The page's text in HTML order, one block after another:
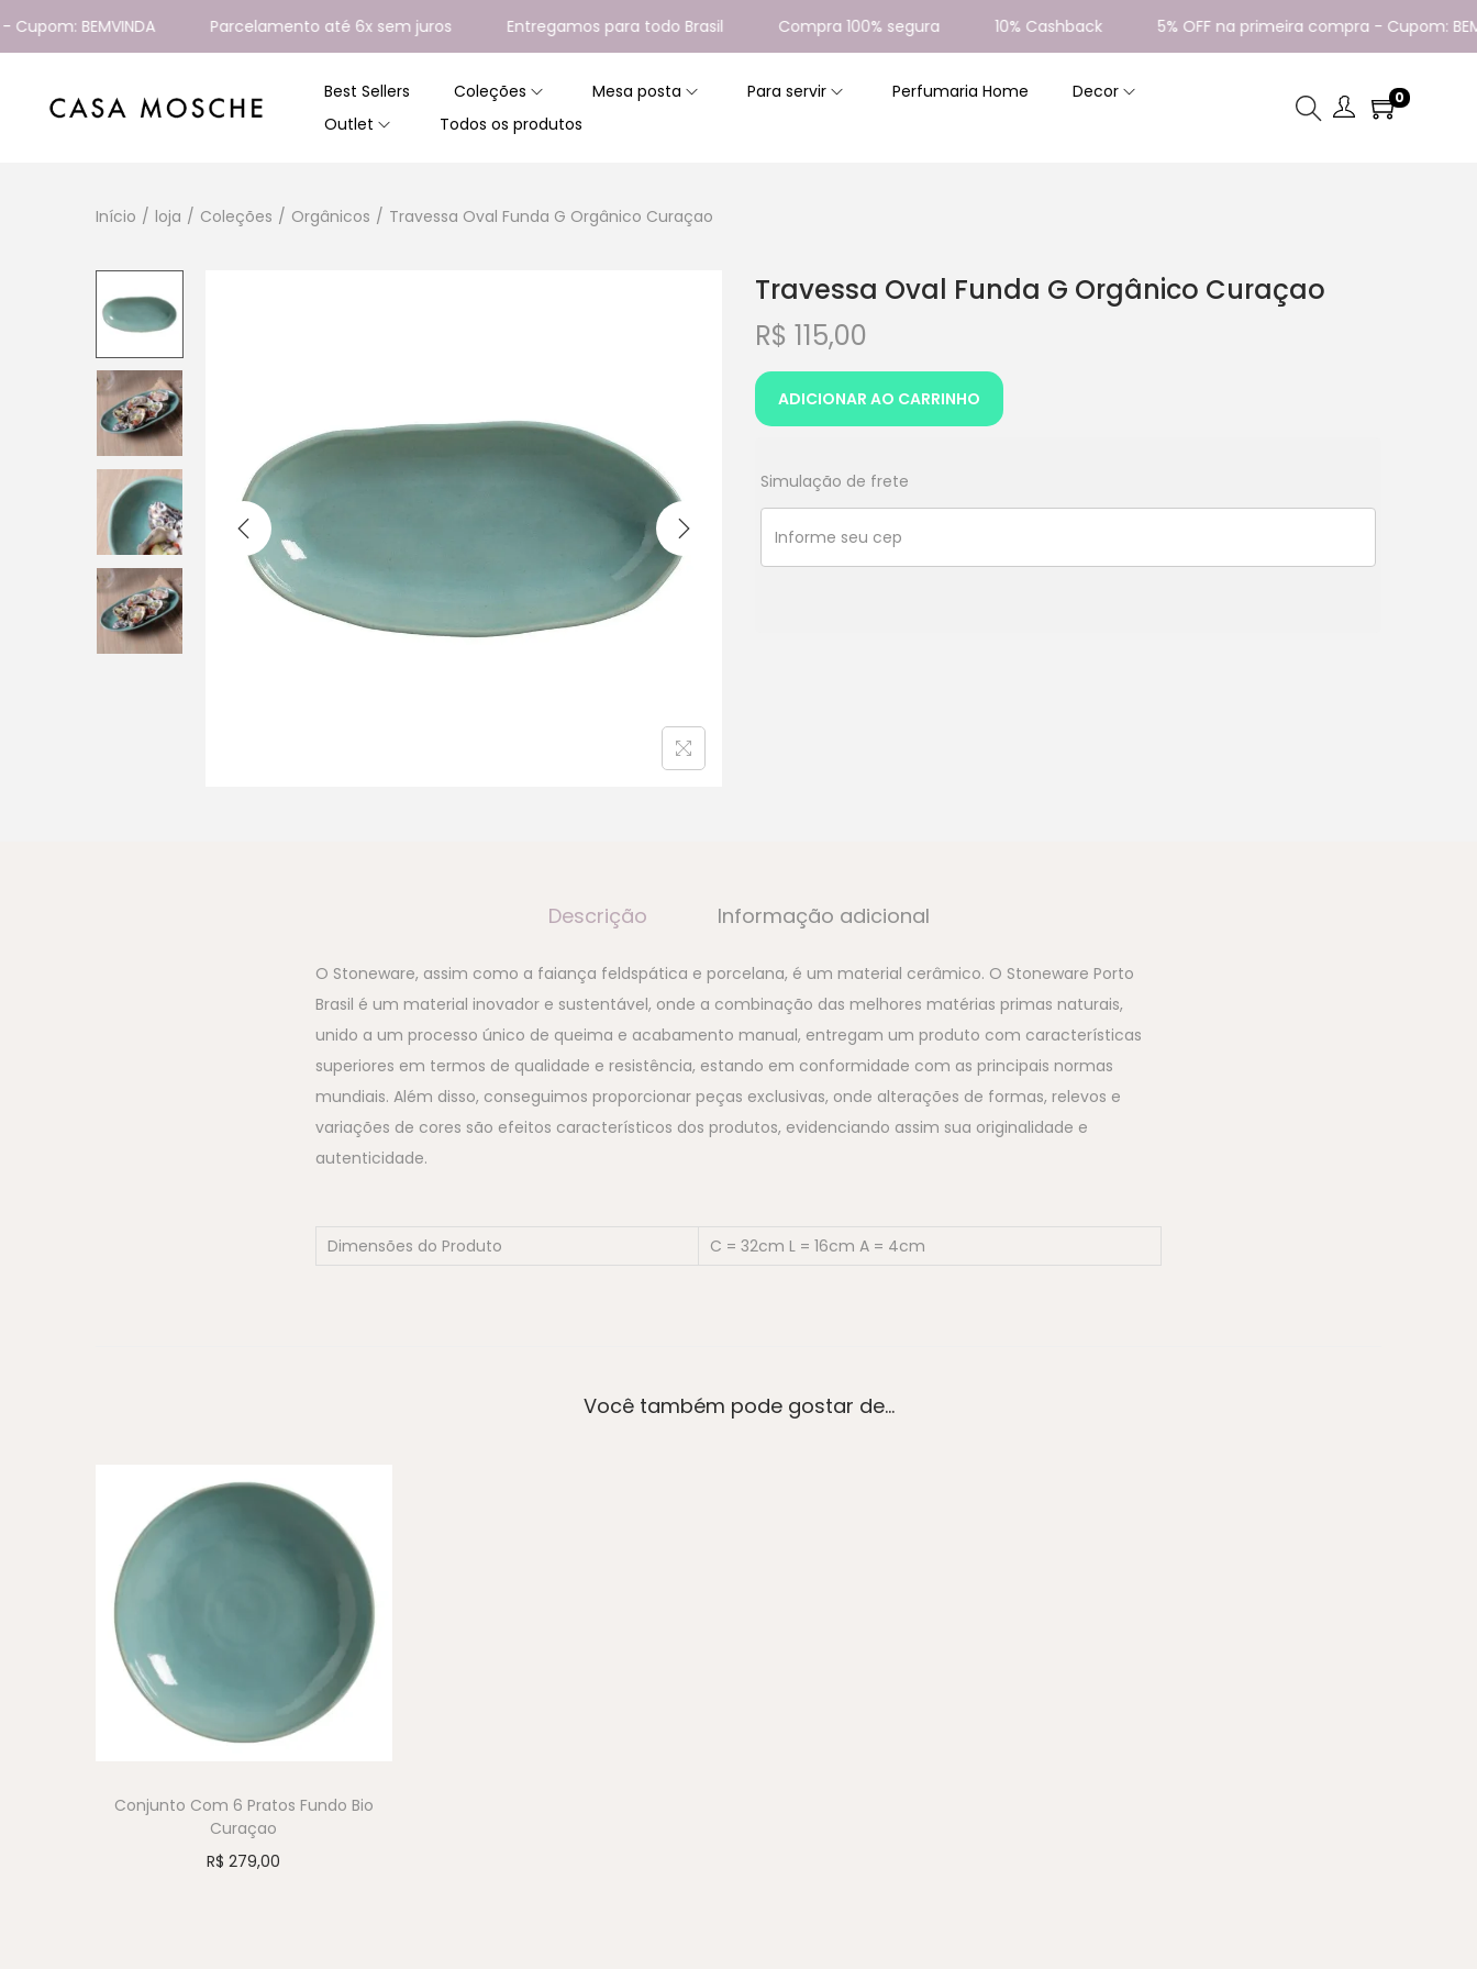
BEMVINDA Parcelamento até 6x sem juros Entregamos para todo Brasil Compra 100% segura 10% Cashback 5% OFF na primeira compra - Cupom:
Best Sellers Coleções Mesa posta Para servir Perfumaria Home
Decor
Outlet
Todos os produtos
0
Início / loja / Coleções / Orgânicos / Travessa Oval Funda G Orgânico Curaçao
Travessa Oval Funda G Orgânico Curaçao
R$ 115,00
ADICIONAR AO CARRINHO
Simulação de frete
Descrição Informação adicional
O Stoneware, assim como a faiança feldspática e porcelana, é um material cerâmico. O Stoneware Porto
Brasil é um material inovador e sustentável, onde a combinação das melhores matérias primas naturais,
unido a um processo único de queima e acabamento manual, entregam um produto com características
superiores em termos de qualidade e resistência, estando em conformidade com as principais normas
mundiais. Além disso, conseguimos proporcionar peças exclusivas, onde alterações de formas, relevos e
variações de cores são efeitos característicos dos produtos, evidenciando assim sua originalidade e
autenticidade.
Dimensões do Produto C = 32cm L = 16cm A = 4cm
Você também pode gostar de…
Conjunto Com 6 Pratos Fundo Bio
Curaçao
R$ 279,00